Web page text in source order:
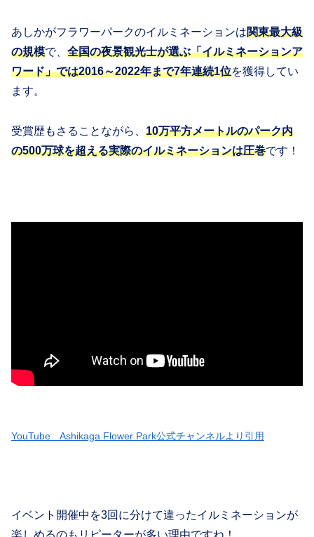
あしかがフラワーパークのイルミネーションは関東最大級
の規模で、 全国の夜景観光士が選ぶ「イルミネーションア
ワード」では2016～2022年まで7年連続1位を獲得してい
ます。
受賞歴もさることながら、 10万平方メートルのパーク内
の500万球を超える実際のイルミネーションは圧巻です！
YouTube Ashikaga Flower Park公式チャンネルより引用
イベント開催中を3回に分けて違ったイルミネーションが